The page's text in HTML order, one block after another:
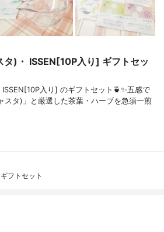
)・ ISSEN[10P入り] ギフトセッ
入り] のギフトセット🍵✨五感で
スタ)」と厳選した茶葉・ハーブを急須一煎
フトセット